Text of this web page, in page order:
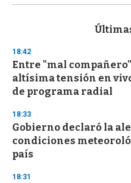
s
d
s
o
f
3
s
e
c
o
n
d
18:42
Entre "mal
altísima tensión en
de programa radial
18:33
Gobierno declaró la
condiciones
país
18:31